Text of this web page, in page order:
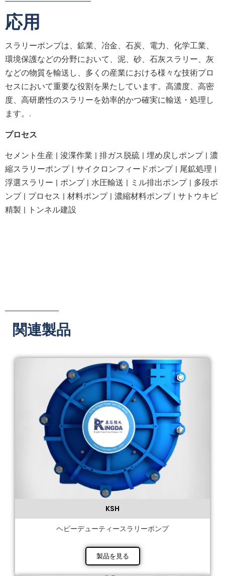
去と耐久性を確保します。.
続きを読む
応用
スラリーポンプは、鉱業、冶金、石炭、電力、化学工業、
環境保護などの分野において、泥、砂、石灰スラリー、灰
などの物質を輸送し、多くの産業における様々な技術プロ
セスにおいて重要な役割を果たしています。高濃度、高密
度、高研磨性のスラリーを効率的かつ確実に輸送・処理し
ます。.
プロセス
セメント生産 | 浚渫作業 | 排ガス脱硫 | 埋め戻しポンプ | 濃
縮スラリーポンプ | サイクロンフィードポンプ | 尾鉱処理 |
浮選スラリー | ポンプ | 水圧輸送 | ミル排出ポンプ | 多段ポ
ンプ | プロセス | 材料ポンプ | 濃縮材料ポンプ | サトウキビ
精製 | トンネル建設
関連製品
KSH
ヘビーデューティースラリーポンプ
製品を見る